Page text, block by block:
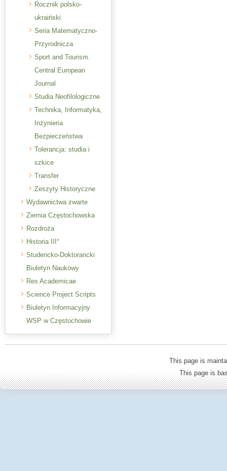
Rocznik polsko-
ukraiński
Seria Matematyczno-
Przyrodnicza
Sport and Tourism.
Central European
Journal
Studia Neofilologiczne
Technika, Informatyka,
Inżynieria
Bezpieczeństwa
Tolerancja: studia i
szkice
Transfer
Zeszyty Historyczne
Wydawnictwa zwarte
Ziemia Częstochowska
Rozdroża
Historia III°
Studencko-Doktorancki
Biuletyn Naukowy
Res Academicae
Science Project Scripts
Biuletyn Informacyjny
WSP w Częstochowie
This page is
This page is